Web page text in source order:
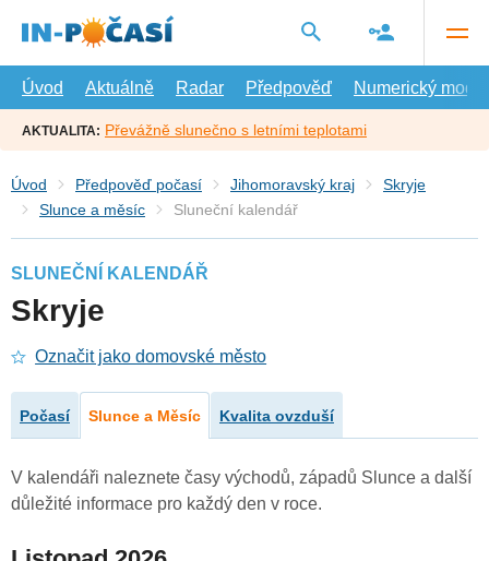
hlavní
Úvod
Aktuálně Radar Předpověď Numerický model
AKTUALITA: Převážně slunečno s letními teplotami
Úvod Předpověď počasí Jihomoravský kraj
Skryje
Slunce a měsíc
Sluneční kalendář
SLUNEČNÍ KALENDÁŘ
Skryje
Označit jako domovské město
Počasí Slunce a Měsíc Kvalita ovzduší
V kalendáři naleznete časy východů, západů Slunce a další
důležité informace pro každý den v roce.